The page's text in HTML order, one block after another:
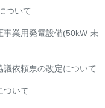
ついて
業用発電設備(50kW 未
議依頼票の改定について
ついて